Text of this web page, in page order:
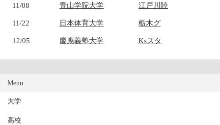
11/08 青山学院大学 江戸川陸
11/22 日本体育大学 栃木グ
12/05 慶應義塾大学 Ksスタ
Menu
大学
高校